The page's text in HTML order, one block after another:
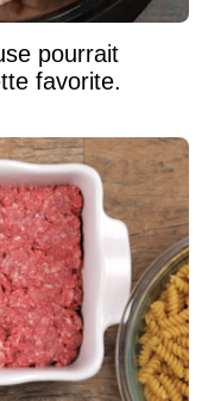
pourrait
favorite.